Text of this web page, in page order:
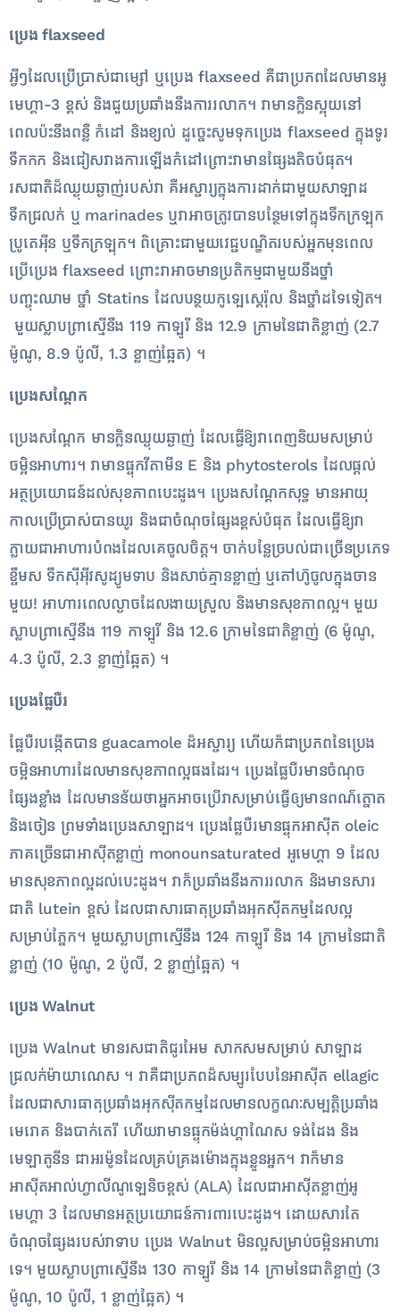
ប្រេង flaxseed
អ្វីៗដែលប្រើប្រាស់ជាម្សៅ ឬប្រេង flaxseed គឺជាប្រភពដែលមានអូ
មេហ្គា-3 ខ្ពស់ និងជួយប្រឆាំងនឹងការរលាក។​ វាមានក្លិនស្អុយនៅ
ពេលប៉ះនឹងពន្លឺ កំដៅ និងខ្យល់ ដូច្នេះសូមទុកប្រេង flaxseed ក្នុងទូរ
ទឹកកក និងជៀសវាងការឡើងកំដៅព្រោះវាមានផ្សែងតិចបំផុត។
រសជាតិដ៏ឈ្ងុយឆ្ងាញ់របស់វា គឺអស្ចារ្យក្នុងការដាក់ជាមួយសាឡាដ
ទឹកជ្រលក់ ឬ marinades ឬវាអាចត្រូវបានបន្ថែមទៅក្នុងទឹកក្រឡុក
ប្រូតេអ៊ីន ឬទឹកក្រឡុក។ ពិគ្រោះជាមួយវេជ្ជបណ្ឌិតរបស់អ្នកមុនពេល
ប្រើប្រេង flaxseed ព្រោះវាអាចមានប្រតិកម្មជាមួយនឹងថ្នាំ
បញ្ចុះឈាម ថ្នាំ Statins ដែលបន្ថយកូឡេស្តេរ៉ុល និងថ្នាំដទៃទៀត។
មួយស្លាបព្រាស្មើនឹង 119 កាឡូរី និង 12.9 ក្រាមនៃជាតិខ្លាញ់ (2.7
ម៉ូណូ, 8.9 ប៉ូលី, 1.3 ខ្លាញ់ឆ្អែត) ។​
ប្រេងសណ្តែក
ប្រេងសណ្តែក មានក្លិនឈ្ងុយឆ្ងាញ់ ដែលធ្វើឱ្យវាពេញនិយមសម្រាប់
ចម្អិនអាហារ។ វាមានផ្ទុកវីតាមីន E និង phytosterols ដែលផ្តល់
អត្ថប្រយោជន៍ដល់សុខភាពបេះដូង។ ប្រេងសណ្តែកសុទ្ធ មានអាយុ
កាលប្រើប្រាស់បានយូរ និងជាចំណុចផ្សែងខ្ពស់បំផុត ដែលធ្វើឱ្យវា
ក្លាយជាអាហារបំពងដែលគេចូលចិត្ត។ ចាក់​បន្លែ​ច្របល់​ជាច្រើន​ប្រភេទ
ខ្ទឹម​ស ទឹកស៊ីអ៊ីវ​សូដ្យូម​ទាប និង​សាច់​គ្មាន​ខ្លាញ់ ឬ​តៅហ៊ូ​ចូល​ក្នុង​ចាន​
មួយ! អាហារពេលល្ងាចដែលងាយស្រួល និងមានសុខភាពល្អ។​​​​​​​ មួយ
ស្លាបព្រាស្មើនឹង 119 កាឡូរី និង 12.6 ក្រាមនៃជាតិខ្លាញ់ (6 ម៉ូណូ,
4.3 ប៉ូលី, 2.3 ខ្លាញ់ឆ្អែត) ។
ប្រេងផ្លែបឺរ
ផ្លែបឺរបង្កើតបាន guacamole ដ៏អស្ចារ្យ ហើយក៏ជាប្រភពនៃប្រេង
ចម្អិនអាហារដែលមានសុខភាពល្អផងដែរ។ ប្រេង​ផ្លែបឺរ​មាន​ចំណុច​
ផ្សែង​ខ្លាំង ដែល​មាន​ន័យ​ថា​អ្នក​អាច​ប្រើ​វា​សម្រាប់​ធ្វើ​ឲ្យ​មាន​ពណ៌​ត្នោត
និង​ចៀន ព្រម​ទាំង​ប្រេង​សាឡាដ។ ប្រេងផ្លែបឺរមានផ្ទុកអាស៊ីត oleic
ភាគច្រើនជាអាស៊ីតខ្លាញ់ monounsaturated អូមេហ្គា 9 ដែល
មានសុខភាពល្អដល់បេះដូង។ វាក៏ប្រឆាំងនឹងការរលាក និងមានសារ
ជាតិ lutein ខ្ពស់ ដែលជាសារធាតុប្រឆាំងអុកស៊ីតកម្មដែលល្អ
សម្រាប់ភ្នែក។ មួយស្លាបព្រាស្មើនឹង 124 កាឡូរី និង 14 ក្រាមនៃជាតិ
ខ្លាញ់ (10 ម៉ូណូ, 2 ប៉ូលី, 2 ខ្លាញ់ឆ្អែត) ។
ប្រេងWalnut
ប្រេង Walnut មានរសជាតិជូរអែម សាកសមសម្រាប់ សាឡាដ
ជ្រលក់ម៉ាយាណេស ។ វាគឺជាប្រភពដ៏សម្បូរបែបនៃអាស៊ីត ellagic
ដែលជាសារធាតុប្រឆាំងអុកស៊ីតកម្មដែលមានលក្ខណៈសម្បត្តិប្រឆាំង
មេរោគ និងបាក់តេរី ហើយវាមានផ្ទុកម៉ង់ហ្គាណែស ទង់ដែង និង
មេឡាតូនីន ជាអរម៉ូនដែលគ្រប់គ្រងម៉ោងក្នុងខ្លួនអ្នក។ វាក៏មាន
អាស៊ីតអាល់ហ្វាលីណូឡេនិចខ្ពស់ (ALA) ដែលជាអាស៊ីតខ្លាញ់អូ
មេហ្គា 3 ដែលមានអត្ថប្រយោជន៍ការពារបេះដូង។ ដោយសារតែ
ចំណុចផ្សែងរបស់វាទាប ប្រេង Walnut មិនល្អសម្រាប់ចម្អិនអាហារ
ទេ។ មួយស្លាបព្រាស្មើនឹង 130 កាឡូរី និង 14 ក្រាមនៃជាតិខ្លាញ់ (3
ម៉ូណូ, 10 ប៉ូលី, 1 ខ្លាញ់ឆ្អែត) ។